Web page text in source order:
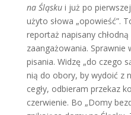
na Śląskui już po
użyto słowa „opowieść”.
reportaż napisany
zaangażowania. Sprawnie
pisania. Widzę „do czego
nią do obory, by wydoić z
cegły, odbieram przekaz
czerwienie. Bo „Domy